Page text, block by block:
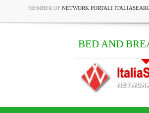
MEMBER OF NETWORK PORTALI
BED AND